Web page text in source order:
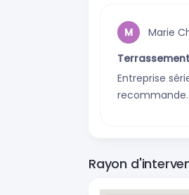
M Marie
Entreprise
recommande.
Rayon